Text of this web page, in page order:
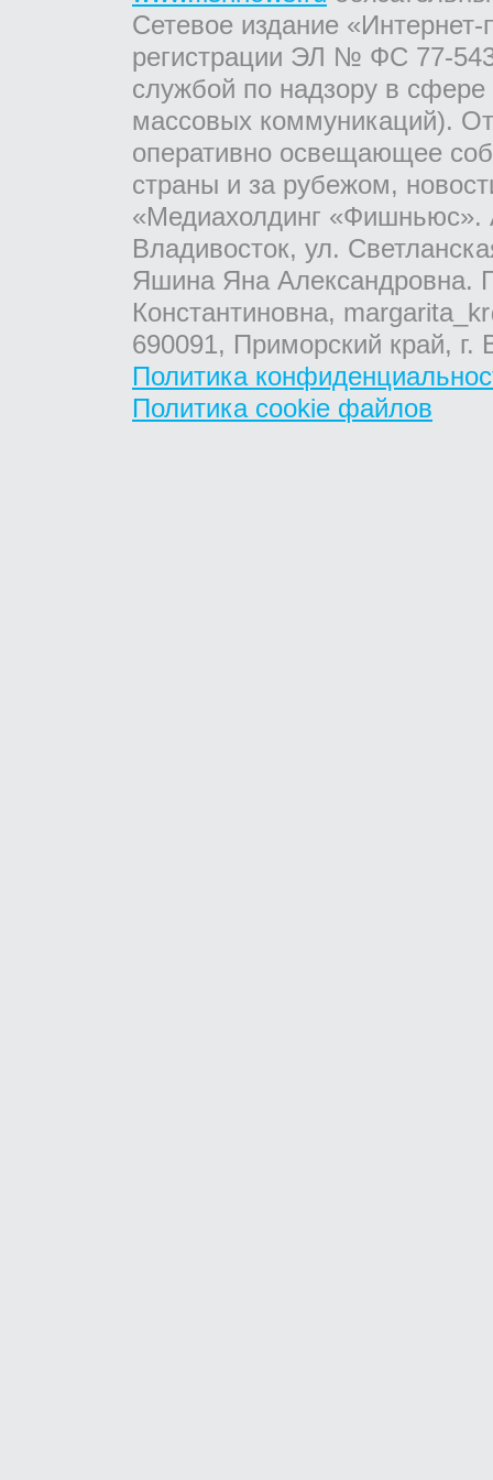
Сетевое издание
регистрации ЭЛ № ФС 77-
службой по надзору в
массовых коммуникаций).
оперативно освещающее
страны и за рубежом,
«Медиахолдинг «Фишньюс».
Владивосток, ул.
Яшина Яна Александровна.
Константиновна,
690091, Приморский край,
Политика
Политика cookie файлов